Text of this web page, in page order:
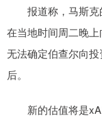
报道称，马斯克的
在当地时间周二晚
无法确定伯查尔向
后。
新的估值将是xAI